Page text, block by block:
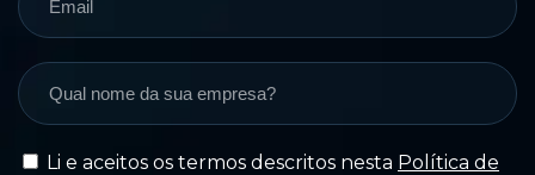
Li e aceitos os termos descritos nesta Política de